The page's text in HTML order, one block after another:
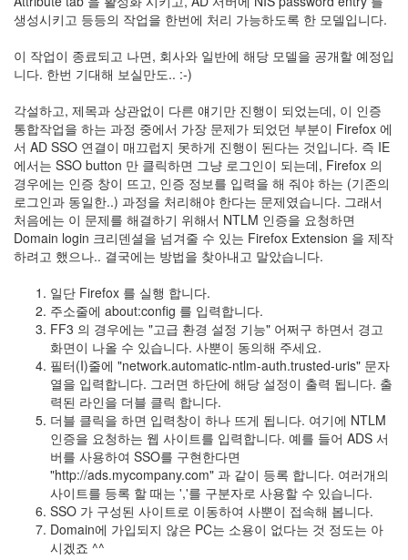
생성시키고 등등의 작업을 한번에 처리 가능하도록 한 모델입니다.
이 작업이 종료되고 나면, 회사와 일반에 해당 모델을 공개할 예정입
니다. 한번 기대해 보실만도.. :-)
각설하고, 제목과 상관없이 다른 얘기만 진행이 되었는데, 이 인증
통합작업을 하는 과정 중에서 가장 문제가 되었던 부분이 Firefox 에
서 AD SSO 연결이 매끄럽지 못하게 진행이 된다는 것입니다. 즉 IE
에서는 SSO button 만 클릭하면 그냥 로그인이 되는데, Firefox 의
경우에는 인증 창이 뜨고, 인증 정보를 입력을 해 줘야 하는 (기존의
로그인과 동일한..) 과정을 처리해야 한다는 문제였습니다. 그래서
처음에는 이 문제를 해결하기 위해서 NTLM 인증을 요청하면
Domain login 크리덴셜을 넘겨줄 수 있는 Firefox Extension 을 제작
하려고 했으나.. 결국에는 방법을 찾아내고 말았습니다.
일단 Firefox 를 실행 합니다.
주소줄에 about:config 를 입력합니다.
FF3 의 경우에는 "고급 환경 설정 기능" 어쩌구 하면서 경고
화면이 나올 수 있습니다. 사뿐이 동의해 주세요.
필터(I)줄에 "network.automatic-ntlm-auth.trusted-uris" 문자
열을 입력합니다. 그러면 하단에 해당 설정이 출력 됩니다. 출
력된 라인을 더블 클릭 합니다.
더블 클릭을 하면 입력창이 하나 뜨게 됩니다. 여기에 NTLM
인증을 요청하는 웹 사이트를 입력합니다. 예를 들어 ADS 서
버를 사용하여 SSO를 구현한다면
"http://ads.mycompany.com" 과 같이 등록 합니다. 여러개의
사이트를 등록 할 때는 ','를 구분자로 사용할 수 있습니다.
SSO 가 구성된 사이트로 이동하여 사뿐이 접속해 봅니다.
Domain에 가입되지 않은 PC는 소용이 없다는 것 정도는 아
시겠죠 ^^